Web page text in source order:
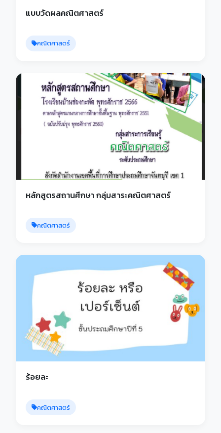
แบบวัดผลคณิตศาสตร์
คณิตศาสตร์
หลักสูตรสถานศึกษา กลุ่มสาระคณิตศาสตร์
คณิตศาสตร์
ร้อยละ
คณิตศาสตร์